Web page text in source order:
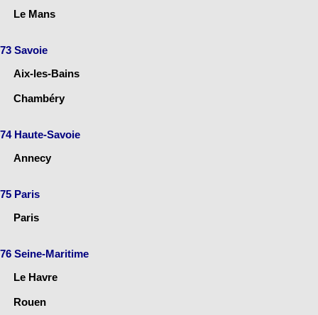
Le Mans
73 Savoie
Aix-les-Bains
Chambéry
74 Haute-Savoie
Annecy
75 Paris
Paris
76 Seine-Maritime
Le Havre
Rouen